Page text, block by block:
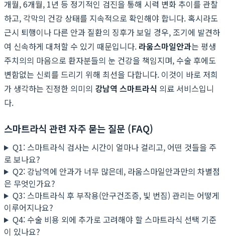
개월, 6개월, 1년 등 정기적인 검진을 통해 시력 변화 추이를 관찰
하고, 각막의 건강 상태를 지속적으로 확인해야 합니다. 혹시라도
근시 퇴행이나 다른 안과 질환의 징후가 보일 경우, 조기에 발견하
여 신속하게 대처할 수 있기 때문입니다. 라움스마일안과는 평생
주치의의 마음으로 환자분들의 눈 건강을 책임지며, 수술 후에도
변함없는 신뢰를 드리기 위해 최선을 다합니다. 이것이 바로 저희
가 생각하는 진정한 의미의 강남역 스마트라식 의료 서비스입니
다.
스마트라식 관련 자주 묻는 질문 (FAQ)
Q1: 스마트라식 검사는 시간이 얼마나 걸리고, 어떤 것들을 주
로 보나요?
Q2: 강남역에 안과가 너무 많은데, 라움스마일안과만의 차별점
은 무엇인가요?
Q3: 스마트라식 후 부작용(안구건조증, 빛 번짐) 관리는 어떻게
이루어지나요?
Q4: 수술 비용 외에 추가로 고려해야 할 스마트라식 선택 기준
이 있나요?